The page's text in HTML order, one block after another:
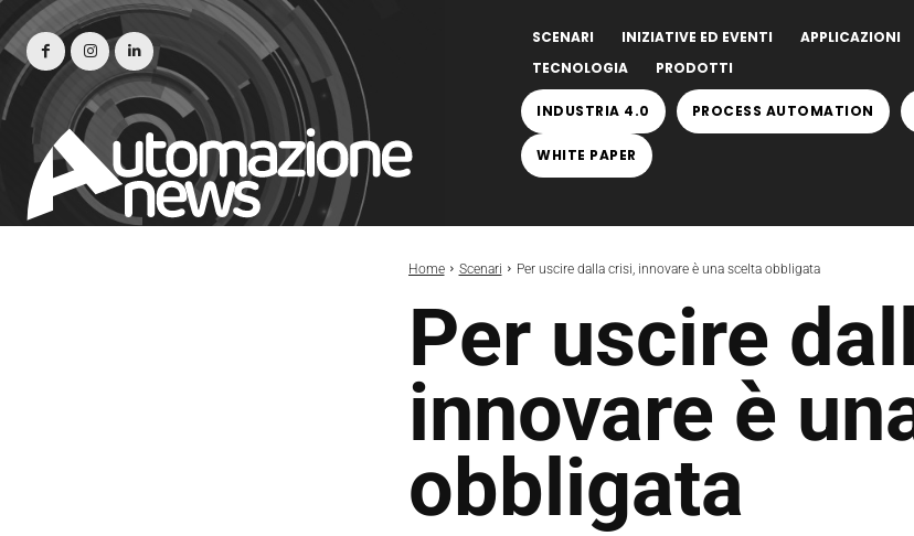
SCENARI INIZIATIVE ED EVENTI APPLICAZIONI
TECNOLOGIA
PRODOTTI
INDUSTRIA 4.0 PROCESS AUTOMATION
WHITE PAPER
Home Scenari Per uscire dalla crisi, innovare è una scelta obbligata
Per uscire
innovare è
obbligata